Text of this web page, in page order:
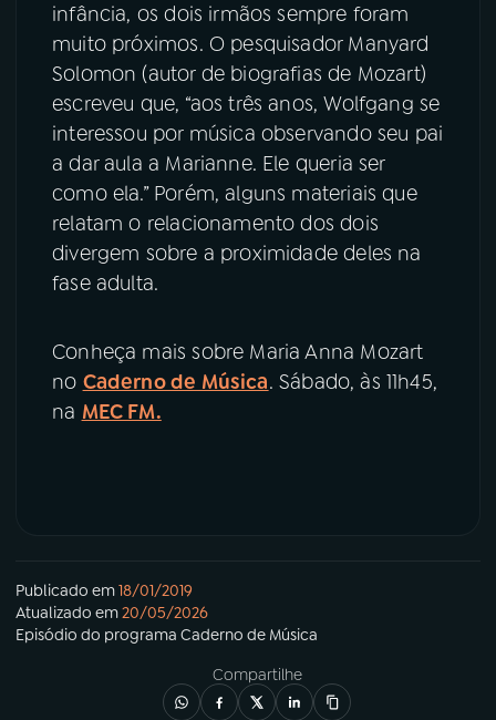
infância, os dois irmãos sempre foram
muito próximos. O pesquisador Manyard
Solomon (autor de biografias de Mozart)
escreveu que, “aos três anos, Wolfgang se
interessou por música observando seu pai
a dar aula a Marianne. Ele queria ser
como ela.” Porém, alguns materiais que
relatam o relacionamento dos dois
divergem sobre a proximidade deles na
fase adulta.
Conheça mais sobre Maria Anna Mozart
no Caderno de Música. Sábado, às 11h45,
na MEC FM.
Publicado em18/01/2019
Atualizado em20/05/2026
Episódio do programa Caderno de Música
Compartilhe